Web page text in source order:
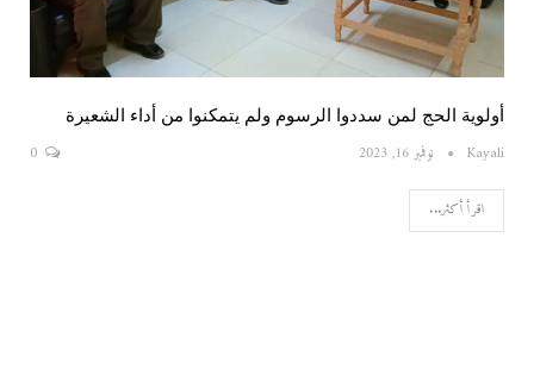
أولوية الحج لمن سددوا الرسوم ولم يتمكنوا من أداء الشعيرة
Kayali نوفمبر 16, 2023
اقرأ أكثر...